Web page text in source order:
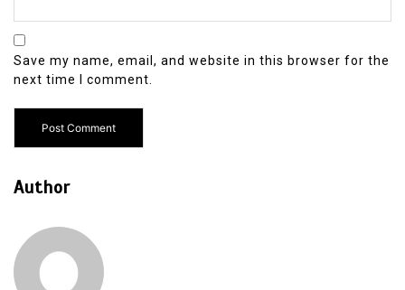
Save my name, email, and website in this browser for the
next time I comment.
Author